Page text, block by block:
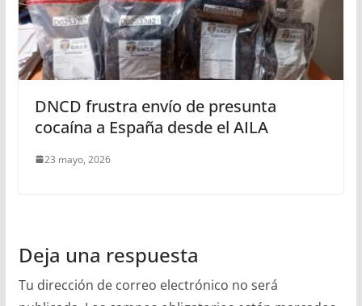
DNCD frustra envío de presunta
cocaína a España desde el AILA
23 mayo, 2026
Deja una respuesta
Tu dirección de correo electrónico no será